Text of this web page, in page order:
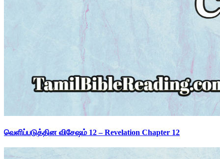
வெளிப்படுத்தின விசேஷம் 12 – Revelation Chapter 12